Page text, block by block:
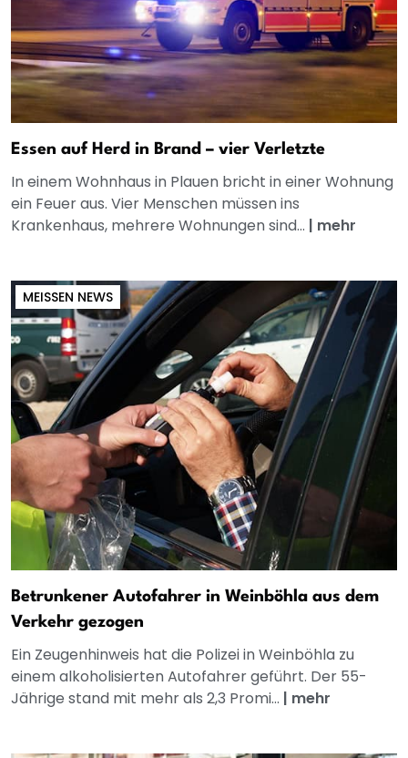
Essen auf Herd in Brand – vier Verletzte
In einem Wohnhaus in Plauen bricht in einer Wohnung
ein Feuer aus. Vier Menschen müssen ins
Krankenhaus, mehrere Wohnungen sind... | mehr
MEISSEN NEWS
Betrunkener Autofahrer in Weinböhla aus dem
Verkehr gezogen
Ein Zeugenhinweis hat die Polizei in Weinböhla zu
einem alkoholisierten Autofahrer geführt. Der 55-
Jährige stand mit mehr als 2,3 Promi... | mehr